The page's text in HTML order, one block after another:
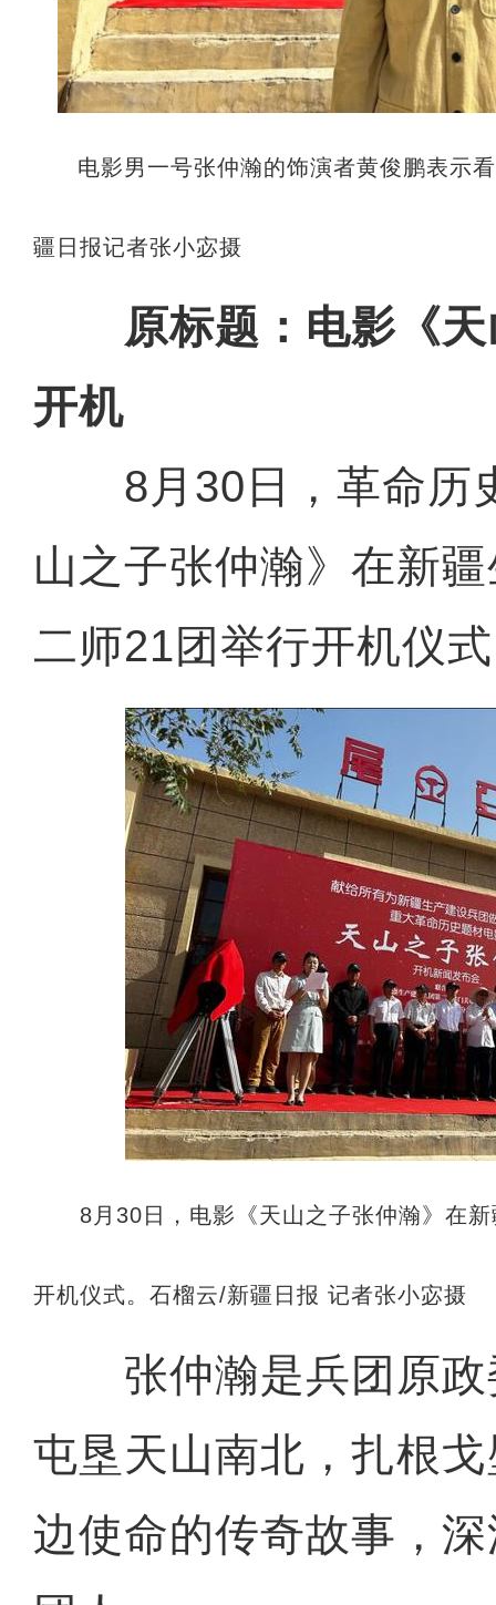
电影男一号张仲瀚的饰演者黄俊鹏表示
疆日报记者张小宓摄
原标题：电影《天
开机
8月30日，革命历
山之子张仲瀚》在新
二师21团举行开机仪
8月30日，电影《天山之子张仲瀚》在新
开机仪式。石榴云/新疆日报 记者张小宓摄
张仲瀚是兵团原政
屯垦天山南北，扎根
边使命的传奇故事，